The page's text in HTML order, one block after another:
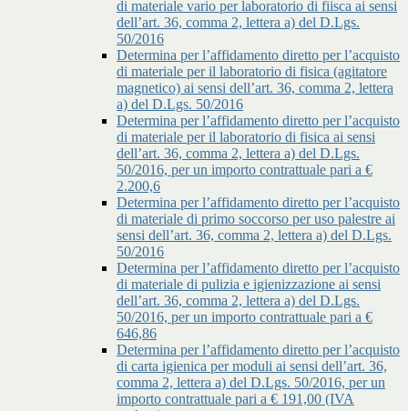
di materiale vario per laboratorio di fiisca ai sensi
dell’art. 36, comma 2, lettera a) del D.Lgs.
50/2016
Determina per l’affidamento diretto per l’acquisto
di materiale per il laboratorio di fisica (agitatore
magnetico) ai sensi dell’art. 36, comma 2, lettera
a) del D.Lgs. 50/2016
Determina per l’affidamento diretto per l’acquisto
di materiale per il laboratorio di fisica ai sensi
dell’art. 36, comma 2, lettera a) del D.Lgs.
50/2016, per un importo contrattuale pari a €
2.200,6
Determina per l’affidamento diretto per l’acquisto
di materiale di primo soccorso per uso palestre ai
sensi dell’art. 36, comma 2, lettera a) del D.Lgs.
50/2016
Determina per l’affidamento diretto per l’acquisto
di materiale di pulizia e igienizzazione ai sensi
dell’art. 36, comma 2, lettera a) del D.Lgs.
50/2016, per un importo contrattuale pari a €
646,86
Determina per l’affidamento diretto per l’acquisto
di carta igienica per moduli ai sensi dell’art. 36,
comma 2, lettera a) del D.Lgs. 50/2016, per un
importo contrattuale pari a € 191,00 (IVA